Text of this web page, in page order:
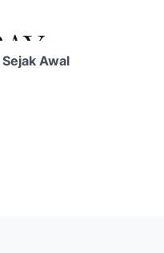
Awal